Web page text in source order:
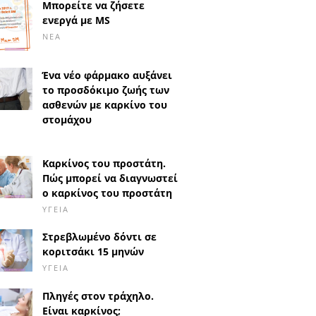
Μπορείτε να ζήσετε
ενεργά με MS
ΝΈΑ
Ένα νέο φάρμακο αυξάνει
το προσδόκιμο ζωής των
ασθενών με καρκίνο του
στομάχου
Καρκίνος του προστάτη.
Πώς μπορεί να διαγνωστεί
ο καρκίνος του προστάτη
ΥΓΕΊΑ
Στρεβλωμένο δόντι σε
κοριτσάκι 15 μηνών
ΥΓΕΊΑ
Πληγές στον τράχηλο.
Είναι καρκίνος;